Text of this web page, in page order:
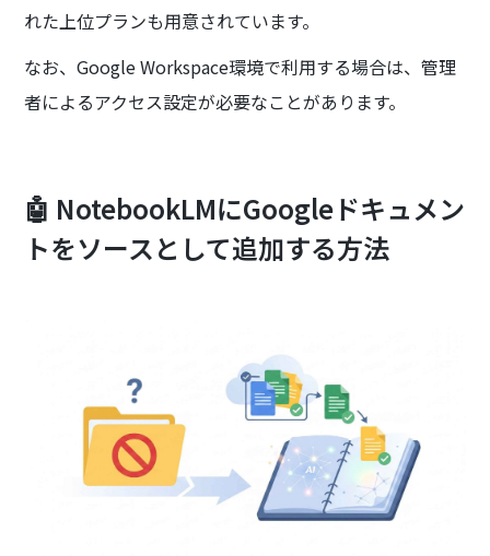
れた上位プランも用意されています。
なお、Google Workspace環境で利用する場合は、管理
者によるアクセス設定が必要なことがあります。
🤖 NotebookLMにGoogleドキュメン
トをソースとして追加する方法